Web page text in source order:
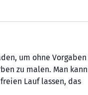
um ohne Vorgaben
zu malen. Man kann
Lauf lassen, das